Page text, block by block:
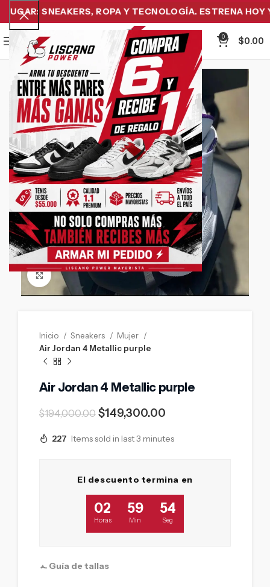
SNEAKERS, ROPA Y TECNOLOGÍA. ESTRENA HOY Y
Menu
0
$0.00
-23%
Click to enlarge
Inicio Sneakers
Mujer
Air Jordan 4 Metallic purple
Air Jordan 4 Metallic purple
$194,000.00 $149,300.00
227 Items sold in last 3 minutes
El descuento termina en
02
Horas
59
Min
53
Seg
Guía de tallas